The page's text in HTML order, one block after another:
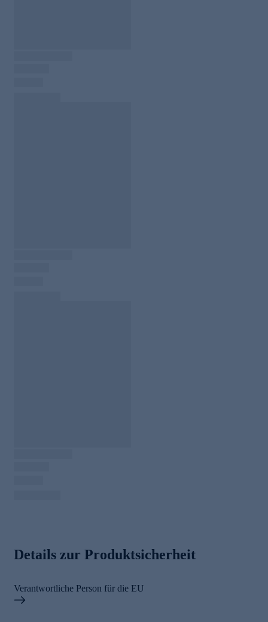
Details zur Produktsicherheit
Verantwortliche Person für die EU